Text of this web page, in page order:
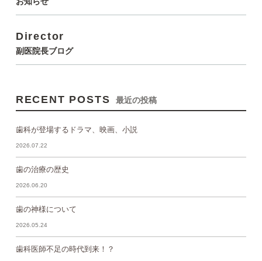
Director
副医院長ブログ
RECENT POSTS 最近の投稿
歯科が登場するドラマ、映画、小説
2026.07.22
歯の治療の歴史
2026.06.20
歯の神様について
2026.05.24
歯科医師不足の時代到来！？